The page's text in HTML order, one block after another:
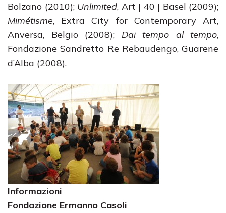
Bolzano (2010); Unlimited, Art | 40 | Basel (2009);
Mimétisme, Extra City for Contemporary Art,
Anversa, Belgio (2008); Dai tempo al tempo,
Fondazione Sandretto Re Rebaudengo, Guarene
d’Alba (2008).
Informazioni
Fondazione Ermanno Casoli